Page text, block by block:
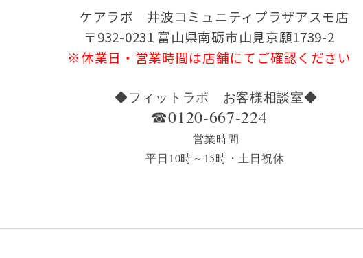
ケアラボ 井波コミュニティプラザアスモ店
〒932-0231 富山県南砺市山見京願1739-2
※休業日・営業時間は店舗にてご確認ください
◆フィットラボ お客様相談室◆
☎0120-667-224
営業時間
平日10時～15時・土日祝休